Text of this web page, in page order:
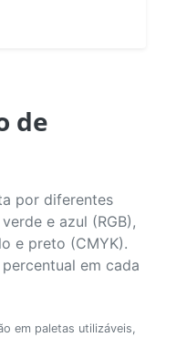
de
por diferentes
e azul (RGB),
e preto (CMYK).
em cada
em paletas utilizáveis,